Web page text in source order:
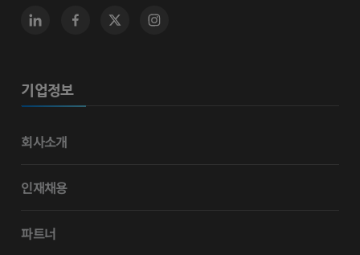
기업정보
회사소개
인재채용
파트너